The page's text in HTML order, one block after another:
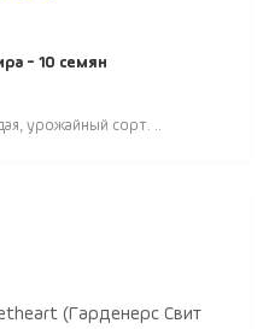
- 10 семян
урожайный сорт. ..